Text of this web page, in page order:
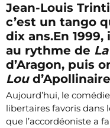
Jean-Louis
c’est un tango
dix ans.En
au rythme de
d’Aragon, puis
Lou
Aujourd’hui, le
libertaires favoris dans
que l’accordéoniste a